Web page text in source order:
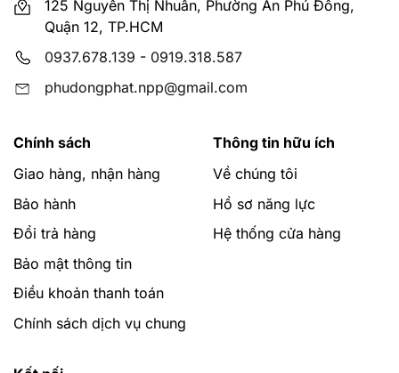
125 Nguyễn Thị Nhuần, Phường An Phú Đông,
Quận 12, TP.HCM
0937.678.139 - 0919.318.587
phudongphat.npp@gmail.com
Chính sách
Giao hàng, nhận hàng
Bảo hành
Đổi trả hàng
Bảo mật thông tin
Điều khoản thanh toán
Chính sách dịch vụ chung
Thông tin hữu ích
Về chúng tôi
Hồ sơ năng lực
Hệ thống cửa hàng